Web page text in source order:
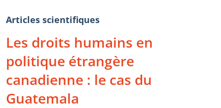
Articles scientifiques
Les droits humains en
politique étrangère
canadienne : le cas du
Guatemala